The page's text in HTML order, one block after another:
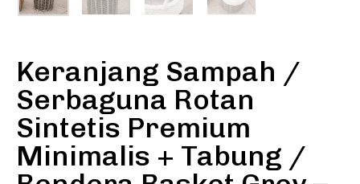
Keranjang Sampah /
Serbaguna Rotan
Sintetis Premium
Minimalis + Tabung /